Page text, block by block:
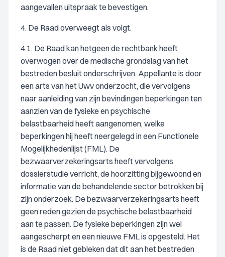
aangevallen uitspraak te bevestigen.
4. De Raad overweegt als volgt.
4.1. De Raad kan hetgeen de rechtbank heeft
overwogen over de medische grondslag van het
bestreden besluit onderschrijven. Appellante is door
een arts van het Uwv onderzocht, die vervolgens
naar aanleiding van zijn bevindingen beperkingen ten
aanzien van de fysieke en psychische
belastbaarheid heeft aangenomen, welke
beperkingen hij heeft neergelegd in een Functionele
Mogelijkhedenlijst (FML). De
bezwaarverzekeringsarts heeft vervolgens
dossierstudie verricht, de hoorzitting bijgewoond en
informatie van de behandelende sector betrokken bij
zijn onderzoek. De bezwaarverzekeringsarts heeft
geen reden gezien de psychische belastbaarheid
aan te passen. De fysieke beperkingen zijn wel
aangescherpt en een nieuwe FML is opgesteld. Het
is de Raad niet gebleken dat dit aan het bestreden